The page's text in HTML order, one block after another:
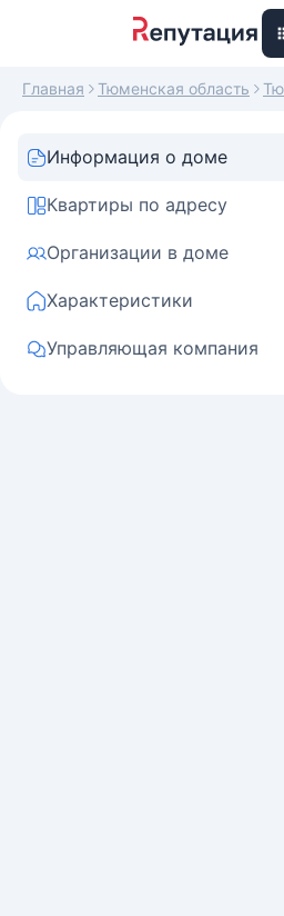
Главная Тюменская область
Информация о доме
Квартиры по адресу
Организации в доме
Характеристики
Управляющая компания